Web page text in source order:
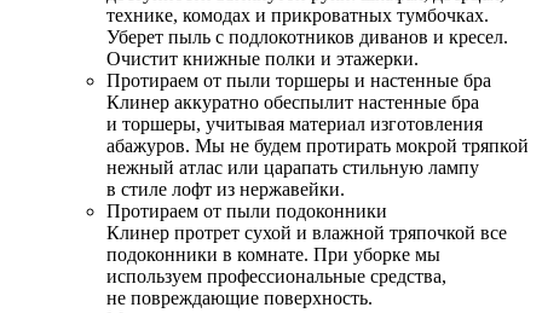
технике, комодах и прикроватных тумбочках.
Уберет пыль с подлокотников диванов и кресел.
Очистит книжные полки и этажерки.
Протираем от пыли торшеры и настенные бра
Клинер аккуратно обеспылит настенные бра
и торшеры, учитывая материал изготовления
абажуров. Мы не будем протирать мокрой тряпкой
нежный атлас или царапать стильную лампу
в стиле лофт из нержавейки.
Протираем от пыли подоконники
Клинер протрет сухой и влажной тряпочкой все
подоконники в комнате. При уборке мы
используем профессиональные средства,
не повреждающие поверхность.